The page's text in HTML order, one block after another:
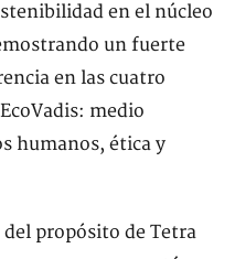
en el núcleo
un fuerte
en las cuatro
medio
humanos, ética y
propósito de Tetra